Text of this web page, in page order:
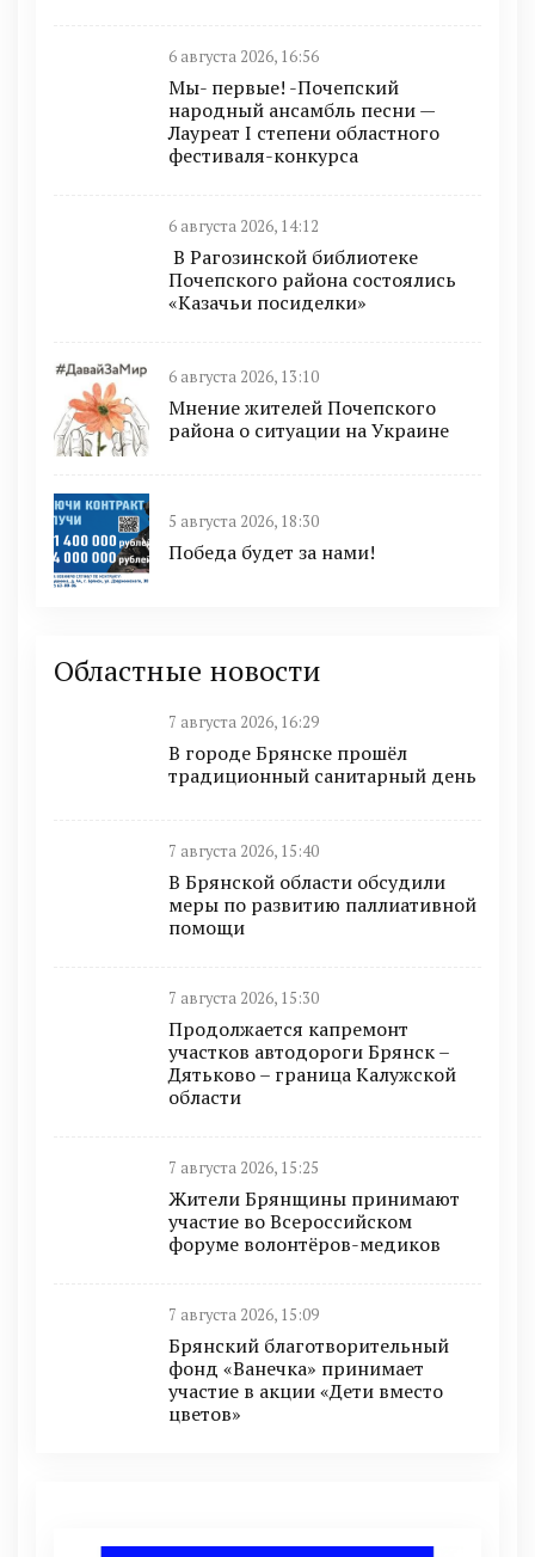
6 августа 2026, 16:56
Мы- первые! -Почепский
народный ансамбль песни —
Лауреат I степени областного
фестиваля-конкурса
6 августа 2026, 14:12
В Рагозинской библиотеке
Почепского района состоялись
«Казачьи посиделки»
6 августа 2026, 13:10
Мнение жителей Почепского
района о ситуации на Украине
5 августа 2026, 18:30
Победа будет за нами!
Областные новости
7 августа 2026, 16:29
В городе Брянске прошёл
традиционный санитарный день
7 августа 2026, 15:40
В Брянской области обсудили
меры по развитию паллиативной
помощи
7 августа 2026, 15:30
Продолжается капремонт
участков автодороги Брянск –
Дятьково – граница Калужской
области
7 августа 2026, 15:25
Жители Брянщины принимают
участие во Всероссийском
форуме волонтёров-медиков
7 августа 2026, 15:09
Брянский благотворительный
фонд «Ванечка» принимает
участие в акции «Дети вместо
цветов»